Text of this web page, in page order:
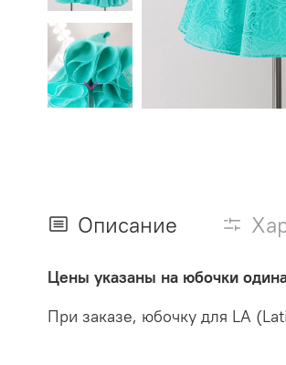
Описание
Цены указаны на юбочки
При заказе, юбочку для LA